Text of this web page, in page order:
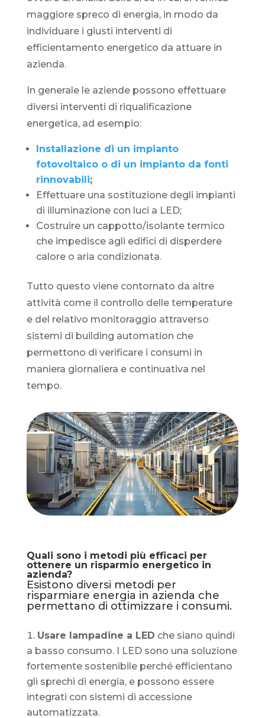
maggiore spreco di energia, in modo da
individuare i giusti interventi di
efficientamento energetico da attuare in
azienda.
In generale le aziende possono effettuare
diversi interventi di riqualificazione
energetica, ad esempio:
Installazione di un impianto
fotovoltaico o di un impianto da fonti
rinnovabili;
Effettuare una sostituzione degli impianti
di illuminazione con luci a LED;
Costruire un cappotto/isolante termico
che impedisce agli edifici di disperdere
calore o aria condizionata.
Tutto questo viene contornato da altre
attività come il controllo delle temperature
e del relativo monitoraggio attraverso
sistemi di building automation che
permettono di verificare i consumi in
maniera giornaliera e continuativa nel
tempo.
Quali sono i metodi più efficaci per
ottenere un risparmio energetico in
azienda?
Esistono diversi metodi per
risparmiare energia in azienda che
permettano di ottimizzare i consumi.
Usare lampadine a LED che siano quindi
a basso consumo. I LED sono una soluzione
fortemente sostenibile perché efficientano
gli sprechi di energia, e possono essere
integrati con sistemi di accessione
automatizzata.